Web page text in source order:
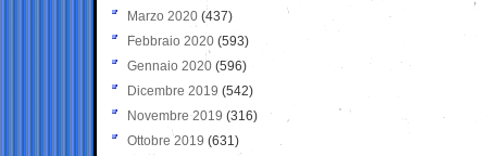
Marzo 2020 (437)
Febbraio 2020 (593)
Gennaio 2020 (596)
Dicembre 2019 (542)
Novembre 2019 (316)
Ottobre 2019 (631)